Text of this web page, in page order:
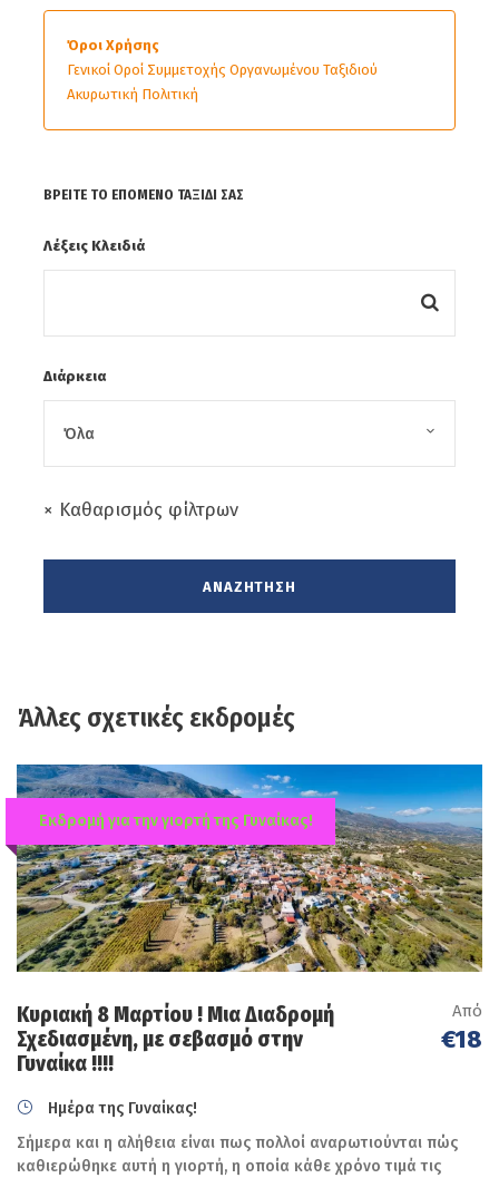
Όροι Χρήσης
Γενικοί Οροί Συμμετοχής Οργανωμένου Ταξιδιού
Ακυρωτική Πολιτική
ΒΡΕΊΤΕ ΤΟ ΕΠΌΜΕΝΟ ΤΑΞΊΔΙ ΣΑΣ
Λέξεις Κλειδιά
Διάρκεια
× Καθαρισμός φίλτρων
Άλλες σχετικές εκδρομές
Εκδρομή για την γιορτή της Γυναίκας!
Κυριακή 8 Μαρτίου ! Μια Διαδρομή
Σχεδιασμένη, με σεβασμό στην
Γυναίκα !!!!
Από
€18
Ημέρα της Γυναίκας!
Σήμερα και η αλήθεια είναι πως πολλοί αναρωτιούνται πώς
καθιερώθηκε αυτή η γιορτή, η οποία κάθε χρόνο τιμά τις